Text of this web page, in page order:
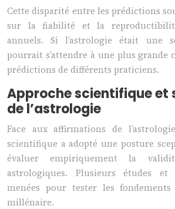
Cette disparité entre les prédictions
sur la fiabilité et la
annuels. Si l’astrologie était une
pourrait s’attendre à une plus grande
prédictions de différents praticiens.
Approche scientifique et
de l’astrologie
Face aux affirmations de
scientifique a adopté une posture
évaluer empiriquement la
astrologiques. Plusieurs études
menées pour tester les
millénaire.